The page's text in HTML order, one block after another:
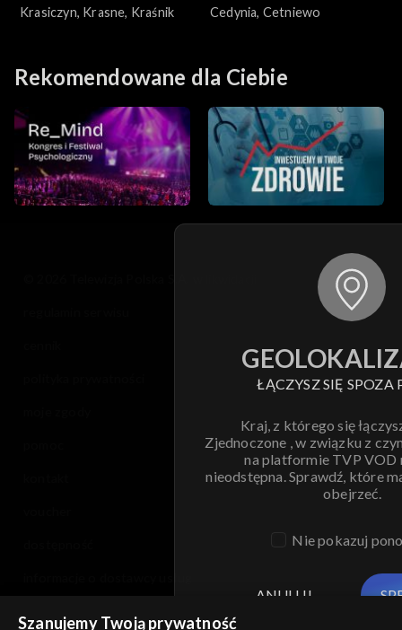
Krasiczyn, Krasne, Kraśnik
Cedynia, Cetniewo
Rekomendowane dla Ciebie
ŁĄCZYSZ SIĘ SPOZA
Kraj, z którego się
Zjednoczone , w związku z
na platformie TVP VOD
nieodstępna. Sprawdź, które
obejrzeć.
Nie pokazuj
ANULUJ
Szanujemy Twoją prywatność